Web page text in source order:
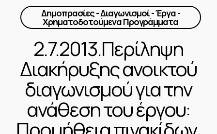
Δημοπρασίες - Διαγωνισμοί - Έργα -
Χρηματοδοτούμενα Προγράμματα
2.7.2013.Περίληψη
Διακήρυξης ανοικτού
διαγωνισμού για την
ανάθεση του έργου: